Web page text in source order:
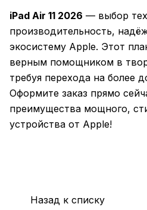
iPad Air 11 2026 — выбор
производительность,
экосистему Apple. Этот
верным помощником в
требуя перехода на более
Оформите заказ прямо
преимущества мощного,
устройства от Apple!
Назад к списку